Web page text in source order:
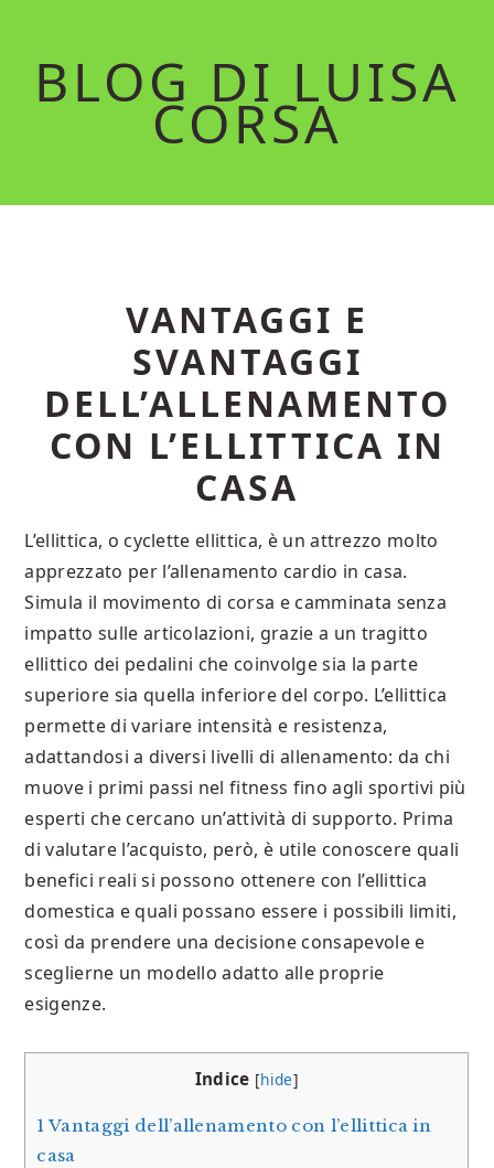
main
content
primary
sidebarBLOG DI LUISA
CORSA
VANTAGGI E
SVANTAGGI
DELL’ALLENAMENTO
CON L’ELLITTICA IN
CASA
L’ellittica, o cyclette ellittica, è un attrezzo molto
apprezzato per l’allenamento cardio in casa.
Simula il movimento di corsa e camminata senza
impatto sulle articolazioni, grazie a un tragitto
ellittico dei pedalini che coinvolge sia la parte
superiore sia quella inferiore del corpo. L’ellittica
permette di variare intensità e resistenza,
adattandosi a diversi livelli di allenamento: da chi
muove i primi passi nel fitness fino agli sportivi più
esperti che cercano un’attività di supporto. Prima
di valutare l’acquisto, però, è utile conoscere quali
benefici reali si possono ottenere con l’ellittica
domestica e quali possano essere i possibili limiti,
così da prendere una decisione consapevole e
sceglierne un modello adatto alle proprie
esigenze.
Indice [hide]
1Vantaggi dell’allenamento con l’ellittica in
casa